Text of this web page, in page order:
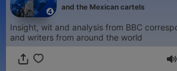
and the Mexican cartels
Insight, wit and analysis from BBC
and writers from around the world